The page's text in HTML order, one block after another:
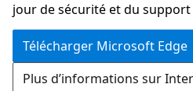
jour de sécurité et du
Télécharger Microsoft Edge
Plus d’informations sur